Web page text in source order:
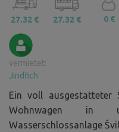
27.32 € 27.32 € 0 €
vermietet:
Jindřich
Ein voll ausgestatteter
Wohnwagen in
Wasserschlossanlage